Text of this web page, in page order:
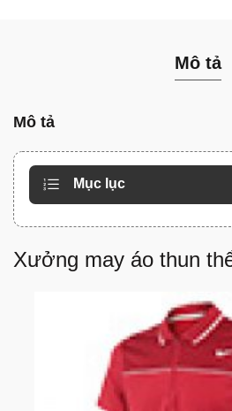
Mô tả
Mô tả
Mục lục
Xưởng may áo thun